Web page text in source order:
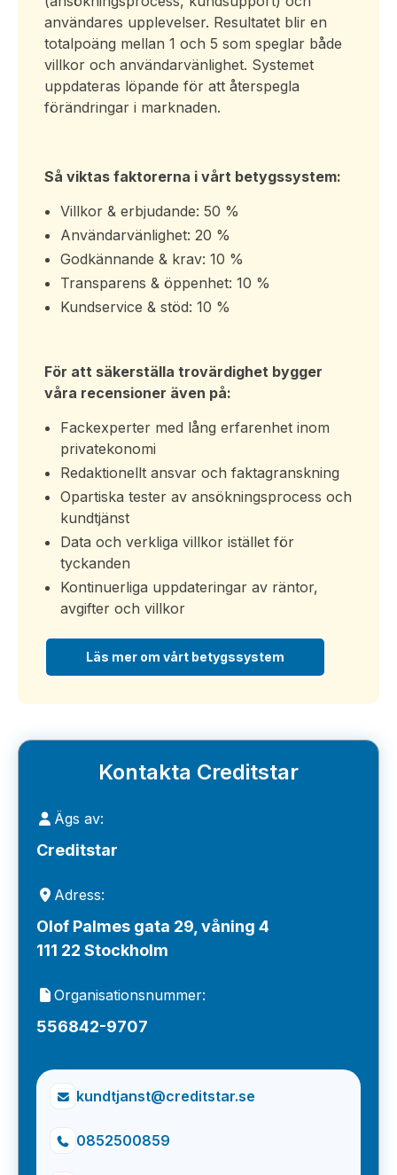
användares upplevelser. Resultatet blir en
totalpoäng mellan 1 och 5 som speglar både
villkor och användarvänlighet. Systemet
uppdateras löpande för att återspegla
förändringar i marknaden.
Så viktas faktorerna i vårt betygssystem:
Villkor & erbjudande: 50 %
Användarvänlighet: 20 %
Godkännande & krav: 10 %
Transparens & öppenhet: 10 %
Kundservice & stöd: 10 %
För att säkerställa trovärdighet bygger
våra recensioner även på:
Fackexperter med lång erfarenhet inom
privatekonomi
Redaktionellt ansvar och faktagranskning
Opartiska tester av ansökningsprocess och
kundtjänst
Data och verkliga villkor istället för
tyckanden
Kontinuerliga uppdateringar av räntor,
avgifter och villkor
Läs mer om vårt betygssystem
Kontakta Creditstar
Ägs av:
Creditstar
Adress:
Olof Palmes gata 29, våning 4
111 22 Stockholm
Organisationsnummer:
556842-9707
kundtjanst@creditstar.se
0852500859